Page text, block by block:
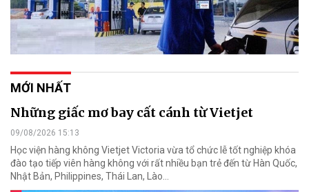
MỚI NHẤT
Những giấc mơ bay cất cánh từ Vietjet
09/08/2026 15:13
Học viện hàng không Vietjet Victoria vừa tổ chức lễ tốt nghiệp khóa
đào tạo tiếp viên hàng không với rất nhiều bạn trẻ đến từ Hàn Quốc,
Nhật Bản, Philippines, Thái Lan, Lào…